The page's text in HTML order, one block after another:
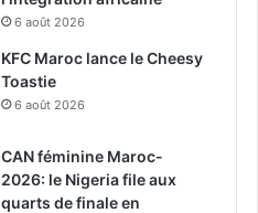
6 août 2026
KFC Maroc lance le Cheesy
Toastie
6 août 2026
CAN féminine Maroc-
2026: le Nigeria file aux
quarts de finale en